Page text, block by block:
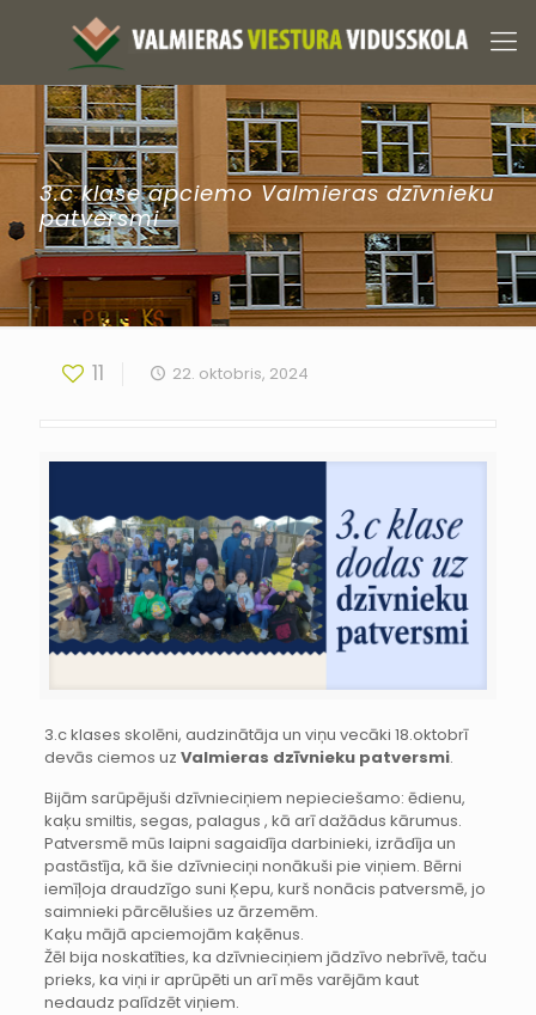
3.c klase apciemo Valmieras dzīvnieku
patversmi
11 22. oktobris, 2024
3.c klases skolēni, audzinātāja un viņu vecāki 18.oktobrī
devās ciemos uz Valmieras dzīvnieku patversmi.
Bijām sarūpējuši dzīvnieciņiem nepieciešamo: ēdienu,
kaķu smiltis, segas, palagus , kā arī dažādus kārumus.
Patversmē mūs laipni sagaidīja darbinieki, izrādīja un
pastāstīja, kā šie dzīvnieciņi nonākuši pie viņiem. Bērni
iemīļoja draudzīgo suni Ķepu, kurš nonācis patversmē, jo
saimnieki pārcēlušies uz ārzemēm.
Kaķu mājā apciemojām kaķēnus.
Žēl bija noskatīties, ka dzīvnieciņiem jādzīvo nebrīvē, taču
prieks, ka viņi ir aprūpēti un arī mēs varējām kaut
nedaudz palīdzēt viņiem.